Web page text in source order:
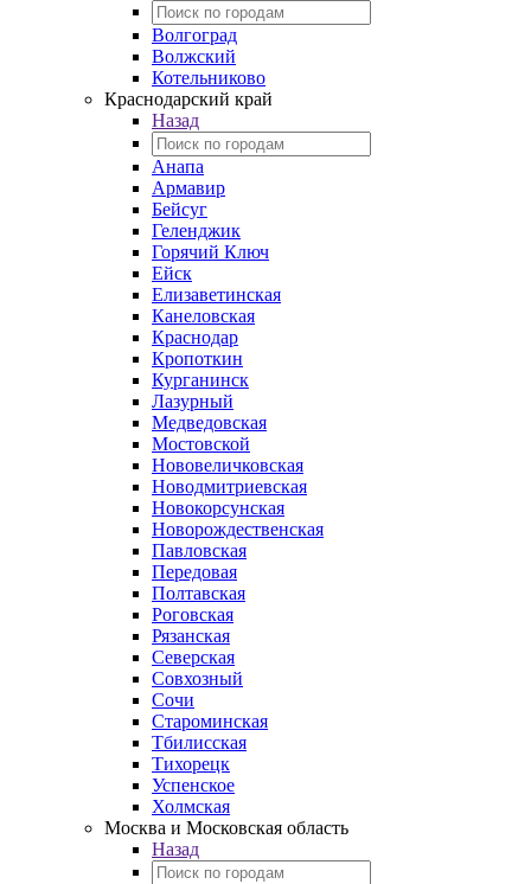
Волгоград
Волжский
Котельниково
Краснодарский край
Назад
Анапа
Армавир
Бейсуг
Геленджик
Горячий Ключ
Ейск
Елизаветинская
Канеловская
Краснодар
Кропоткин
Курганинск
Лазурный
Медведовская
Мостовской
Нововеличковская
Новодмитриевская
Новокорсунская
Новорождественская
Павловская
Передовая
Полтавская
Роговская
Рязанская
Северская
Совхозный
Сочи
Староминская
Тбилисская
Тихорецк
Успенское
Холмская
Москва и Московская область
Назад